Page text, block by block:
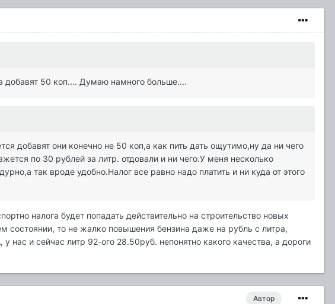
добавят 50 коп.... Думаю намного больше....
добавят они конечно не 50 коп,а как пить дать ощутимо,ну да ни чего
по 30 рублей за литр. отдовали и ни чего.У меня несколько
так вроде удобно.Налог все равно надо платить и ни куда от этого
налога будет попадать действительно на строительство новых
то не жалко повышения бензина даже на рубль с литра,
и сейчас литр 92-ого 28.50руб. непонятно какого качества, а дороги
Автор